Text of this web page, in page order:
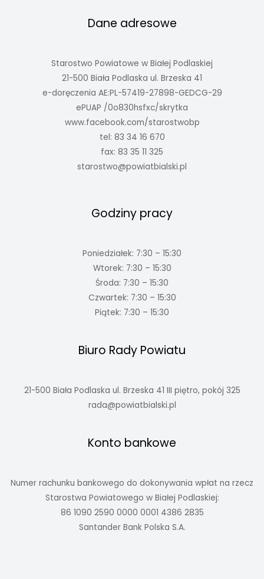
Dane adresowe
Starostwo Powiatowe w Białej Podlaskiej
21-500 Biała Podlaska ul. Brzeska 41
e-doręczenia AE:PL-57419-27898-GEDCG-29
ePUAP /0o830hsfxc/skrytka
www.facebook.com/starostwobp
tel: 83 34 16 670
fax: 83 35 11 325
starostwo@powiatbialski.pl
Godziny pracy
Poniedziałek: 7:30 – 15:30
Wtorek: 7:30 – 15:30
Środa: 7:30 – 15:30
Czwartek: 7:30 – 15:30
Piątek: 7:30 – 15:30
Biuro Rady Powiatu
21-500 Biała Podlaska ul. Brzeska 41 III piętro, pokój 325
rada@powiatbialski.pl
Konto bankowe
Numer rachunku bankowego do dokonywania wpłat na rzecz
Starostwa Powiatowego w Białej Podlaskiej:
86 1090 2590 0000 0001 4386 2835
Santander Bank Polska S.A.